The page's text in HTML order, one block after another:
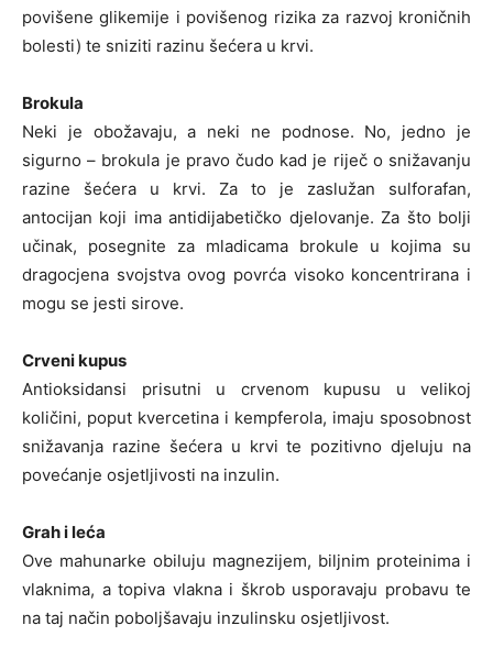
povišene glikemije i povišenog rizika za razvoj kroničnih
bolesti) te sniziti razinu šećera u krvi.
Brokula
Neki je obožavaju, a neki ne podnose. No, jedno je
sigurno – brokula je pravo čudo kad je riječ o snižavanju
razine šećera u krvi. Za to je zaslužan sulforafan,
antocijan koji ima antidijabetičko djelovanje. Za što bolji
učinak, posegnite za mladicama brokule u kojima su
dragocjena svojstva ovog povrća visoko koncentrirana i
mogu se jesti sirove.
Crveni kupus
Antioksidansi prisutni u crvenom kupusu u velikoj
količini, poput kvercetina i kempferola, imaju sposobnost
snižavanja razine šećera u krvi te pozitivno djeluju na
povećanje osjetljivosti na inzulin.
Grah i leća
Ove mahunarke obiluju magnezijem, biljnim proteinima i
vlaknima, a topiva vlakna i škrob usporavaju probavu te
na taj način poboljšavaju inzulinsku osjetljivost.